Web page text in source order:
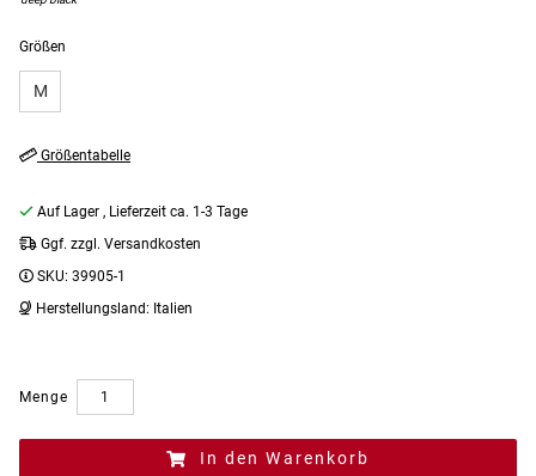
Größen
M
Größentabelle
Auf Lager , Lieferzeit ca. 1-3 Tage
Ggf. zzgl. Versandkosten
SKU: 39905-1
Herstellungsland: Italien
Menge
In den Warenkorb